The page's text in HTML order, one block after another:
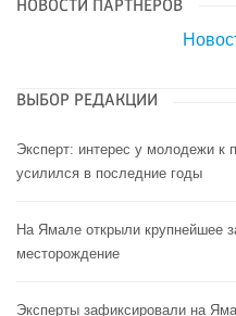
НОВОСТИ ПАРТНЕРОВ
ВЫБОР РЕДАКЦИИ
Эксперт: интерес у молодежи к
усилился в последние годы
На Ямале открыли крупнейшее
месторождение
Эксперты зафиксировали на